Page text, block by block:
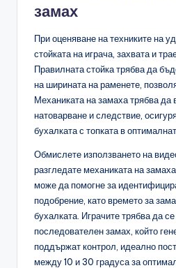
замах
При оценяване на техниките на
стойката на играча, захвата и
Правилната стойка трябва да
на ширината на раменете,
Механиката на замаха трябва да
натоварване и следствие,
бухалката с топката в
Обмислете използването на
разгледате механиката на
може да помогне за
подобрение, като времето за
бухалката. Играчите трябва да
последователен замах, който
поддържат контрол, идеално
между 10 и 30 градуса за